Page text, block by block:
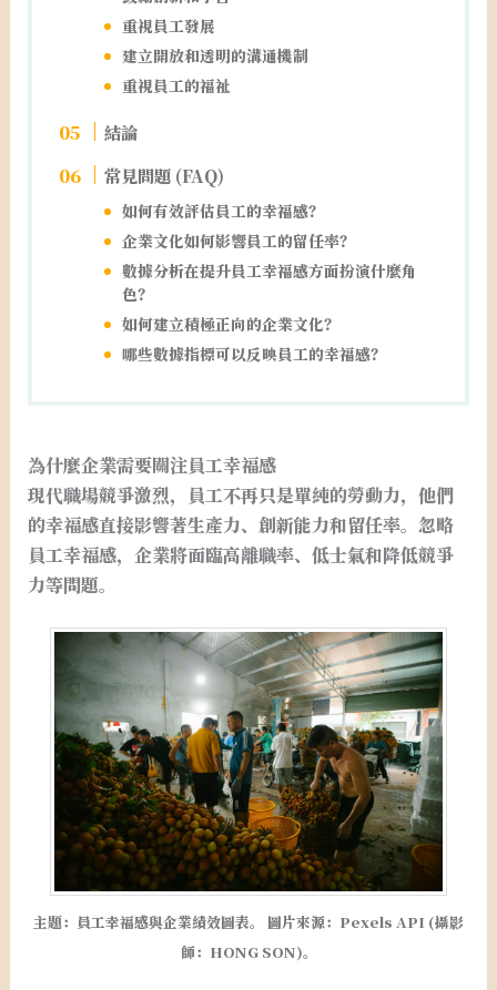
重視員工發展
建立開放和透明的溝通機制
重視員工的福祉
結論
常見問題 (FAQ)
如何有效評估員工的幸福感？
企業文化如何影響員工的留任率？
數據分析在提升員工幸福感方面扮演什麼角
色？
如何建立積極正向的企業文化？
哪些數據指標可以反映員工的幸福感？
為什麼企業需要關注員工幸福感
現代職場競爭激烈，員工不再只是單純的勞動力，他們
的幸福感直接影響著生產力、創新能力和留任率。忽略
員工幸福感，企業將面臨高離職率、低士氣和降低競爭
力等問題。
主題：員工幸福感與企業績效圖表。 圖片來源：Pexels API (攝影
師：HONG SON)。